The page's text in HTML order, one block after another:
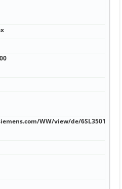
WW/view/de/6SL3501-